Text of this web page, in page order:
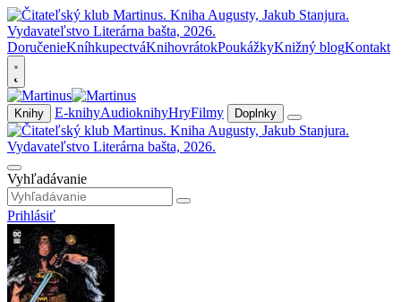
DoručenieKníhkupectváKnihovrátokPoukážkyKnižný blogKontakt
Knihy E-knihyAudioknihyHryFilmy Doplnky
Vyhľadávanie
Prihlásiť